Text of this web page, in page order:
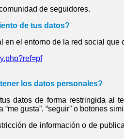
de seguidores.
de tus datos?
en el entorno de la red social
los datos personales?
datos de forma restringida al
gusta”, “seguir” o botones
de información o de